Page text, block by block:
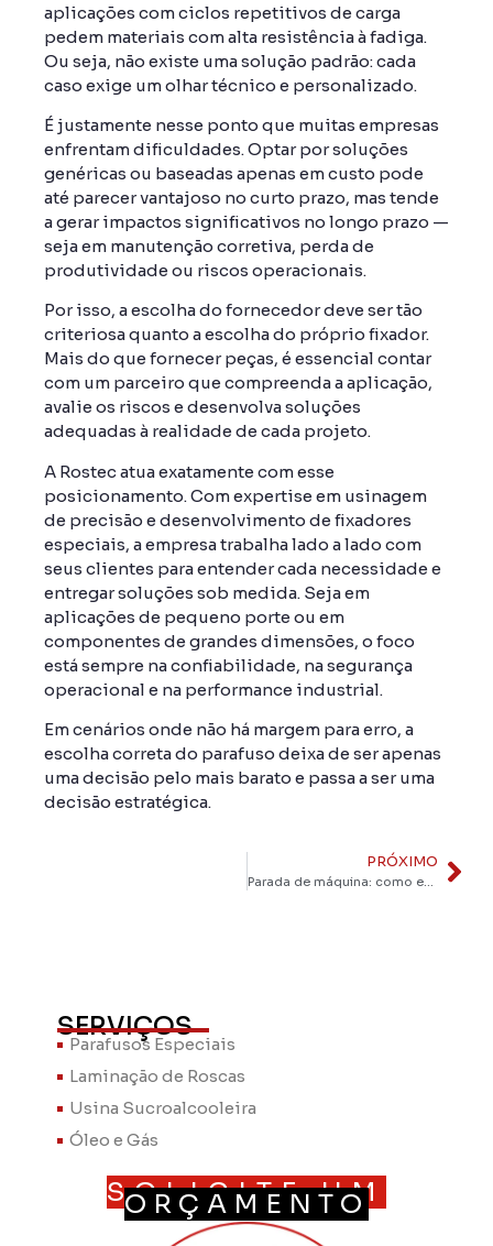
aplicações com ciclos repetitivos de carga
pedem materiais com alta resistência à fadiga.
Ou seja, não existe uma solução padrão: cada
caso exige um olhar técnico e personalizado.
É justamente nesse ponto que muitas empresas
enfrentam dificuldades. Optar por soluções
genéricas ou baseadas apenas em custo pode
até parecer vantajoso no curto prazo, mas tende
a gerar impactos significativos no longo prazo —
seja em manutenção corretiva, perda de
produtividade ou riscos operacionais.
Por isso, a escolha do fornecedor deve ser tão
criteriosa quanto a escolha do próprio fixador.
Mais do que fornecer peças, é essencial contar
com um parceiro que compreenda a aplicação,
avalie os riscos e desenvolva soluções
adequadas à realidade de cada projeto.
A Rostec atua exatamente com esse
posicionamento. Com expertise em usinagem
de precisão e desenvolvimento de fixadores
especiais, a empresa trabalha lado a lado com
seus clientes para entender cada necessidade e
entregar soluções sob medida. Seja em
aplicações de pequeno porte ou em
componentes de grandes dimensões, o foco
está sempre na confiabilidade, na segurança
operacional e na performance industrial.
Em cenários onde não há margem para erro, a
escolha correta do parafuso deixa de ser apenas
uma decisão pelo mais barato e passa a ser uma
decisão estratégica.
PRÓXIMO
Parada de máquina: como evitar prejuízos com falhas em fixadores
SERVIÇOS
Parafusos Especiais
Laminação de Roscas
Usina Sucroalcooleira
Óleo e Gás
SOLICITE UM
ORÇAMENTO